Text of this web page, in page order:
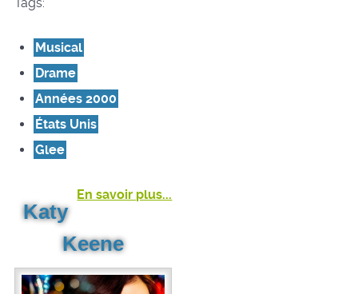
Musical
Drame
Années 2000
États Unis
Glee
En savoir plus...
Katy
Keene